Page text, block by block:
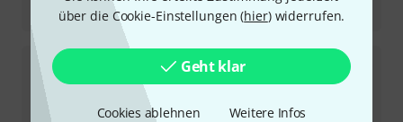
über die Cookie-Einstellungen (hier) widerrufen.
Geht klar
Cookies ablehnen Weitere Infos
Fender Tone Master FR-12